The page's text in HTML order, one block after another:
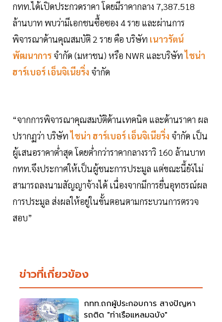
กทท.ได้เปิดประกวดราคา โดยมีราคากลาง 7,387.518
ล้านบาท พบว่ามีเอกชนซื้อซอง 4 ราย และผ่านการ
พิจารณาด้านคุณสมบัติ 2 ราย คือ บริษัท เนาวรัตน์
พัฒนาการ จำกัด (มหาชน) หรือ NWR และบริษัทไชน่า
ฮาร์เบอร์ เอ็นจิเนียริ่ง จำกัด
“จากการพิจารณาคุณสมบัติด้านเทคนิค และด้านราคา ผล
ปรากฏว่า บริษัทไชน่า ฮาร์เบอร์ เอ็นจิเนียริ่ง จำกัด เป็น
ผู้เสนอราคาต่ำสุด โดยต่ำกว่าราคากลางราวิ 160 ล้านบาท
กทท.จึงประกาศให้เป็นผู้ชนะการประมูล แต่ขณะนี้ยังไม่
สามารถลงนามสัญญาจ้างได้ เนื่องจากมีการยื่นอุทธรณ์ผล
การประมูล ส่งผลให้อยู่ในขั้นตอนตามกระบวนการตรวจ
สอบ”
ข่าวที่เกี่ยวข้อง
กทท.ถกผู้ประกอบการ สางปัญหา
รถติด "ท่าเรือแหลมฉบัง"